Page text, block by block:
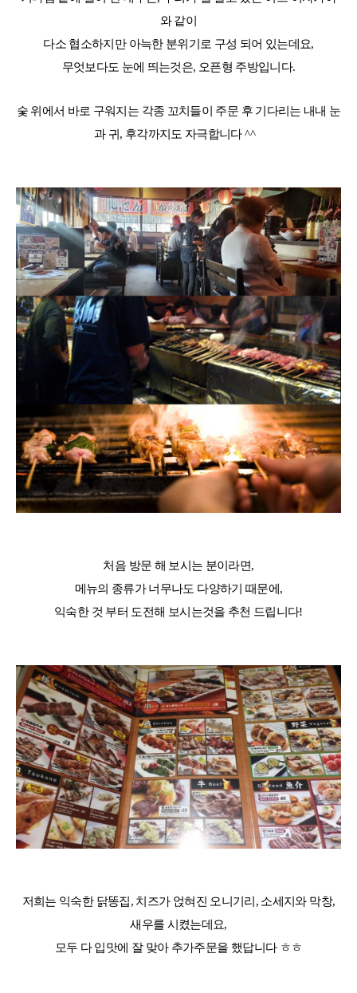
와 같이
다소 협소하지만 아늑한 분위기로 구성 되어 있는데요,
무엇보다도 눈에 띄는것은, 오픈형 주방입니다.
숯 위에서 바로 구워지는 각종 꼬치들이 주문 후 기다리는 내내 눈
과 귀, 후각까지도 자극합니다 ^^
처음 방문 해 보시는 분이라면,
메뉴의 종류가 너무나도 다양하기 때문에,
익숙한 것 부터 도전해 보시는것을 추천 드립니다!
저희는 익숙한 닭똥집, 치즈가 얹혀진 오니기리, 소세지와 막창,
새우를 시켰는데요,
모두 다 입맛에 잘 맞아 추가주문을 했답니다 ㅎㅎ